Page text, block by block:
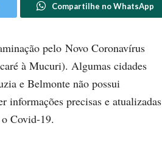
Compartilhe no WhatsApp
pelo Novo Coronavírus
à Mucuri). Algumas cidades
e Belmonte não possui
informações precisas e atualizadas
Covid-19.